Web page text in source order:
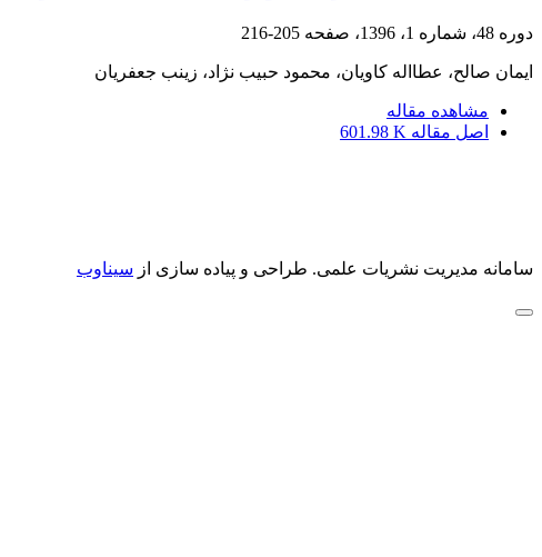
دوره 48، شماره 1، 1396، صفحه 205-216
ایمان صالح، عطااله کاویان، محمود حبیب نژاد، زینب جعفریان
مشاهده مقاله
اصل مقاله 601.98 K
سامانه مدیریت نشریات علمی. طراحی و پیاده سازی از سیناوب